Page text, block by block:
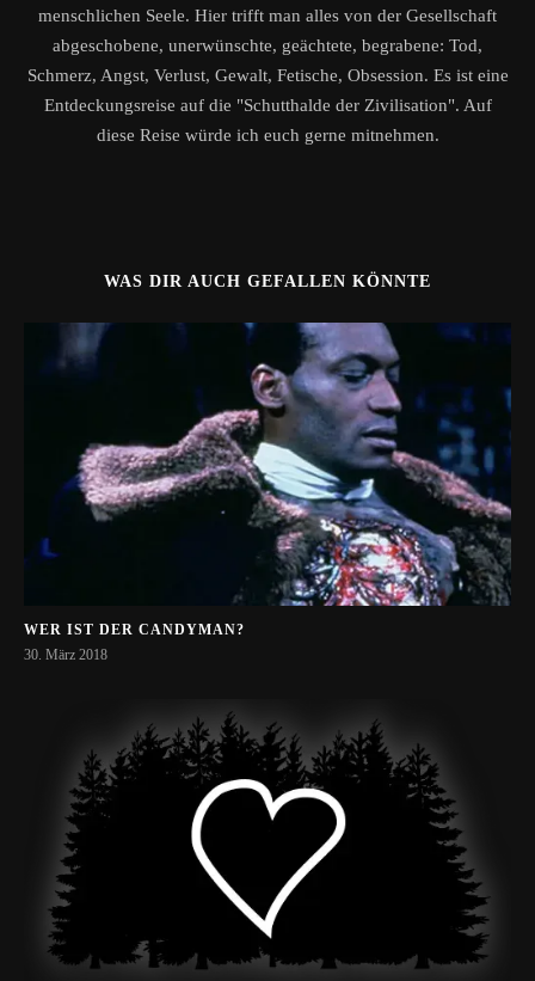
menschlichen Seele. Hier trifft man alles von der Gesellschaft
abgeschobene, unerwünschte, geächtete, begrabene: Tod,
Schmerz, Angst, Verlust, Gewalt, Fetische, Obsession. Es ist eine
Entdeckungsreise auf die "Schutthalde der Zivilisation". Auf
diese Reise würde ich euch gerne mitnehmen.
WAS DIR AUCH GEFALLEN KÖNNTE
WER IST DER CANDYMAN?
30. März 2018